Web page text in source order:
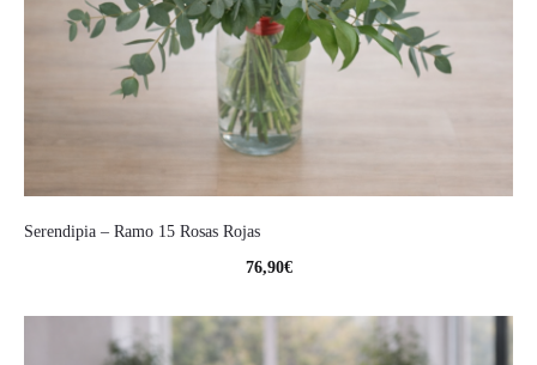
Serendipia – Ramo 15 Rosas Rojas
76,90€